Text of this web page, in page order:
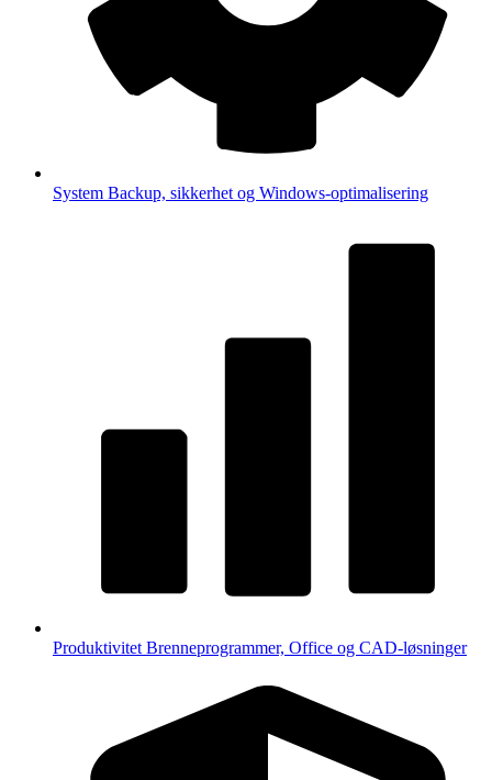
System Backup, sikkerhet og Windows-optimalisering
Produktivitet Brenneprogrammer, Office og CAD-løsninger